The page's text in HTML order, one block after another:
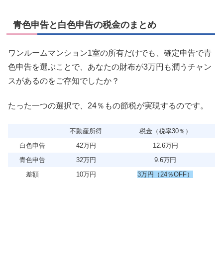
青色申告と白色申告の税金のまとめ
ワンルームマンション1室の所有だけでも、確定申告で青
色申告を選ぶことで、あなたの財布が3万円も潤うチャン
スがあるのをご存知でしたか？
たった一つの選択で、24％もの節税が実現するのです。
不動産所得
税金（税率30％）
白色申告
42万円
12.6万円
青色申告
32万円
9.6万円
差額
10万円 3万円（24％OFF）